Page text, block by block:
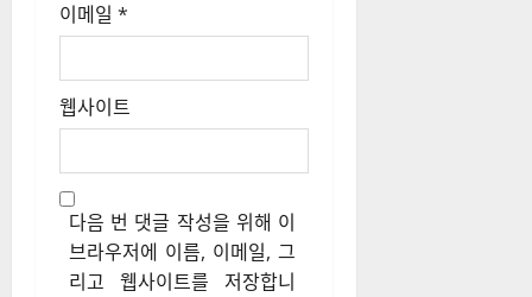
이메일 *
웹사이트
다음 번 댓글 작성을 위해 이
브라우저에 이름, 이메일, 그
리고 웹사이트를 저장합니